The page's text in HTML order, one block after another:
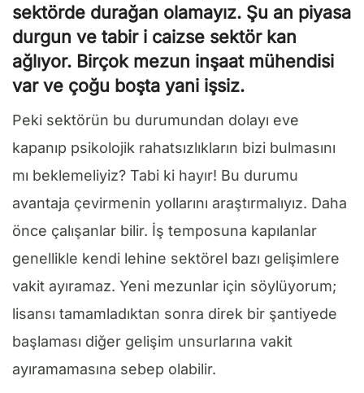
sektörde durağan olamayız. Şu an piyasa
durgun ve tabir i caizse sektör kan
ağlıyor. Birçok mezun inşaat mühendisi
var ve çoğu boşta yani işsiz.
Peki sektörün bu durumundan dolayı eve
kapanıp psikolojik rahatsızlıkların bizi bulmasını
mı beklemeliyiz? Tabi ki hayır! Bu durumu
avantaja çevirmenin yollarını araştırmalıyız. Daha
önce çalışanlar bilir. İş temposuna kapılanlar
genellikle kendi lehine sektörel bazı gelişimlere
vakit ayıramaz. Yeni mezunlar için söylüyorum;
lisansı tamamladıktan sonra direk bir şantiyede
başlaması diğer gelişim unsurlarına vakit
ayıramamasına sebep olabilir.